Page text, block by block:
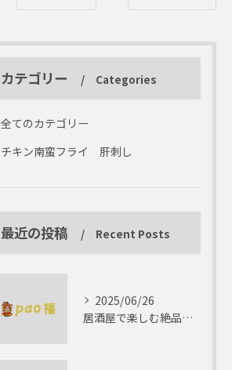
カテゴリー Categories
全てのカテゴリー
チキン南蛮フライ 肝刺し
最近の投稿 Recent Posts
2025/06/26
居酒屋で楽しむ絶品テリーヌの世界